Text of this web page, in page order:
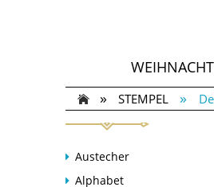
» STEMPEL »
Austecher
Alphabet